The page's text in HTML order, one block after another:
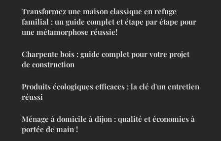
Transformez une maison classique en refuge
familial : un guide complet et étape par étape pour
une métamorphose réussie!
Charpente bois : guide complet pour votre projet
de construction
Produits écologiques efficaces : la clé d'un entretien
réussi
Ménage à domicile à dijon : qualité et économies à
portée de main !